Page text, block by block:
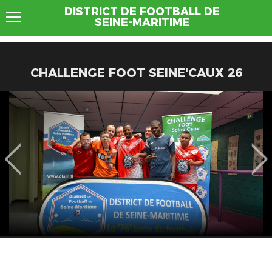
DISTRICT DE FOOTBALL DE
SEINE-MARITIME
CHALLENGE FOOT SEINE'CAUX 26